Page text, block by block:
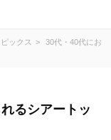
ックス
30代・40代にお
るシアートッ